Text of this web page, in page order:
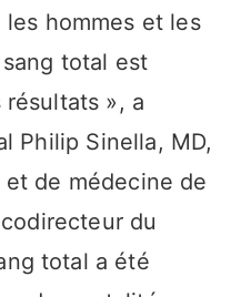
hommes et les
total est
», a
Philip Sinella, MD,
de médecine de
du
total a été